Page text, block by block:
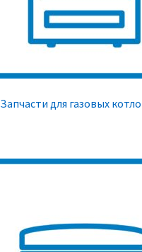
Запчасти для газовых